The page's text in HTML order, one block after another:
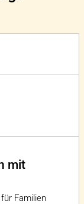
mit
Familien